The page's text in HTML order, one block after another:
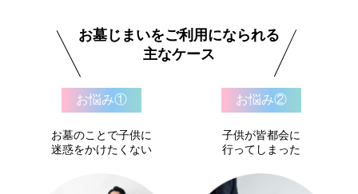
お墓じまいをご利用になられる
主なケース
お悩み①
お墓のことで子供に
迷惑をかけたくない
お悩み②
子供が皆都会に
行ってしまった